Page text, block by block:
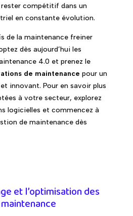
compétitif dans un
en constante évolution.
de la maintenance freiner
dès aujourd’hui les
4.0 et prenez le
de maintenance pour un
innovant. Pour en savoir plus
à votre secteur, explorez
logicielles et commencez à
de maintenance dès
et l’optimisation des